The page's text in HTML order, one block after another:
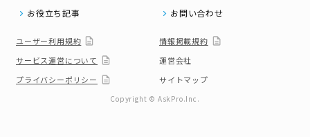
お役立ち記事
お問い合わせ
ユーザー利用規約
情報掲載規約
サービス運営について
運営会社
プライバシーポリシー
サイトマップ
Copyright © AskPro.Inc.